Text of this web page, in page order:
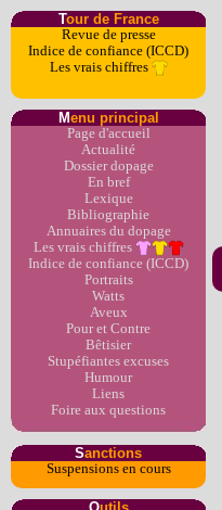
Tour de France
Revue de presse
Indice de confiance (ICCD)
Les vrais chiffres
Menu principal
Page d'accueil
Actualité
Dossier dopage
En bref
Lexique
Bibliographie
Annuaires du dopage
Les vrais chiffres
Indice de confiance (ICCD)
Portraits
Watts
Aveux
Pour et Contre
Bêtisier
Stupéfiantes excuses
Humour
Liens
Foire aux questions
Sanctions
Suspensions en cours